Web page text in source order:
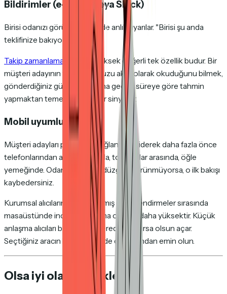
Bildirimler (e-posta veya Slack)
Birisi odanızı görüntülediğinde anlık uyarılar. "Birisi şu anda
teklifinize bakıyor" sinyali.
Takip zamanlaması
için en yüksek değerli tek özellik budur. Bir
müşteri adayının fiyat tablonuzu aktif olarak okuduğunu bilmek,
gönderdiğiniz günden bu yana geçen süreye göre tahmin
yapmaktan temelden farklı bir sinyaldir.
Mobil uyumlu odalar
Müşteri adayları paylaşılan bağlantıları giderek daha fazla önce
telefonlarından açıyor — yolda, toplantılar arasında, öğle
yemeğinde. Odanız mobilde düzgün görünmüyorsa, o ilk bakışı
kaybedersiniz.
Kurumsal alıcıların yapılandırılmış değerlendirmeler sırasında
masaüstünde inceleme yapma olasılığı daha yüksektir. Küçük
anlaşma alıcıları bağlantıları nerede olurlarsa olsun açar.
Seçtiğiniz aracın her ikisinde de çalıştığından emin olun.
Olsa iyi olan özellikler